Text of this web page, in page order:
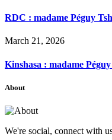
RDC : madame Péguy
March 21, 2026
Kinshasa : madame
About
We're social, connect with